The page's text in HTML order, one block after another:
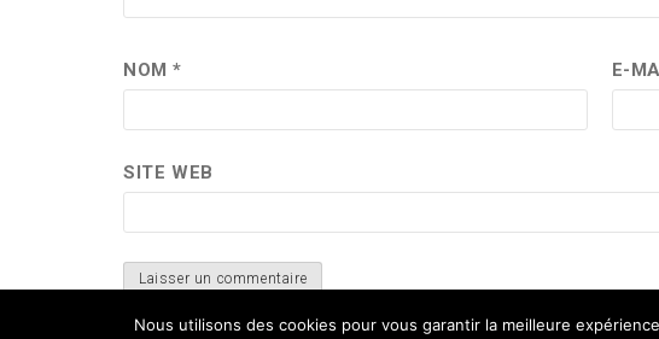
NOM* E-
SITE WEB
Nous utilisons des cookies pour vous garantir la meilleure